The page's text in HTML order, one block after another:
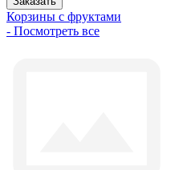
Корзины с фруктами
- Посмотреть все